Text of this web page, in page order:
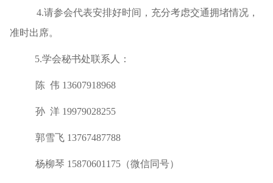
4.请参会代表安排好时间，充分考虑交通拥堵情况，
准时出席。
5.学会秘书处联系人：
陈 伟 13607918968
孙 洋 19979028255
郭雪飞 13767487788
杨柳琴 15870601175（微信同号）